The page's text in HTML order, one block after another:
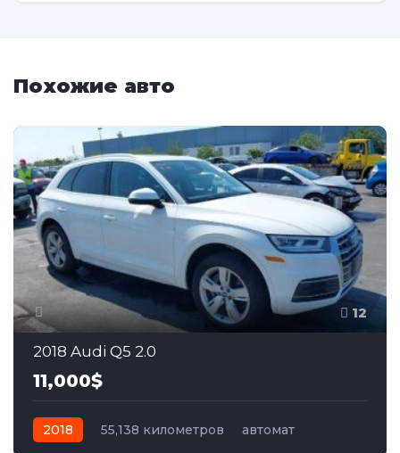
Похожие авто
12
2018 Audi Q5 2.0
11,000$
2018 55,138 километров
автомат